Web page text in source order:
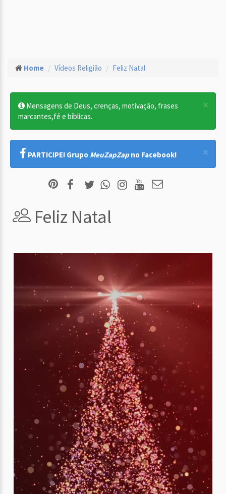
Home Vídeos Religião Feliz Natal
×
Mensagens de Deus, crenças, motivação, frases
marcantes,fé e bíblicas.
×
PARTICIPE! Grupo MeuZapZap no Facebook!
Feliz Natal